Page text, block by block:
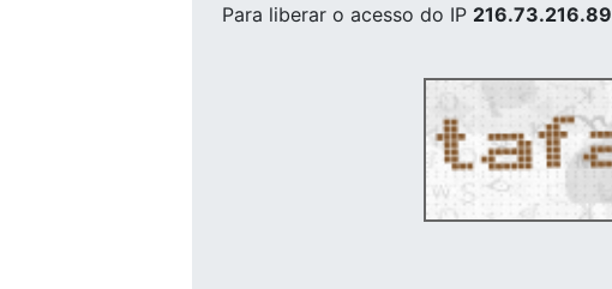
Para liberar o acesso do IP 216.73.216.89